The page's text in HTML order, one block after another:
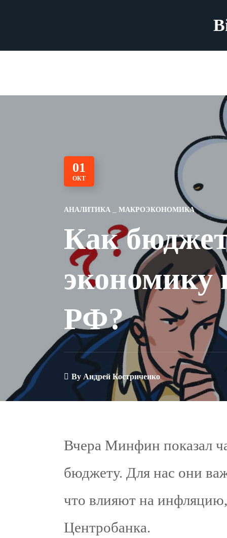
01
ОКТ
АНАЛИТИКА МАКРОЭКОНОМИКА
Как
РФ?
By Андрей Костриченко
Вчера Минфин показал
бюджету. Для нас они
что влияют на
Центробанка.